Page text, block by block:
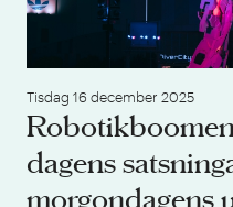
Tisdag 16 december 2025
dagens
morgondagens